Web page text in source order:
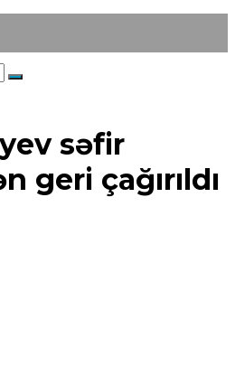
səfir
geri çağırıldı